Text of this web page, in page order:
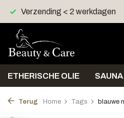
Verzending < 2 werkdagen
ETHERISCHE OLIE SAUNA
Terug Home Tags blauwe